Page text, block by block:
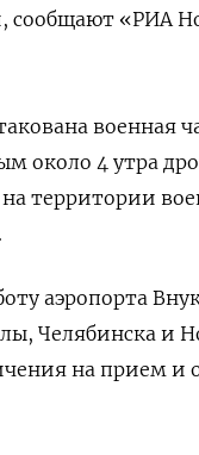
сообщают «РИА
военная
около 4 утра
территории
аэропорта
Челябинска и
на прием и